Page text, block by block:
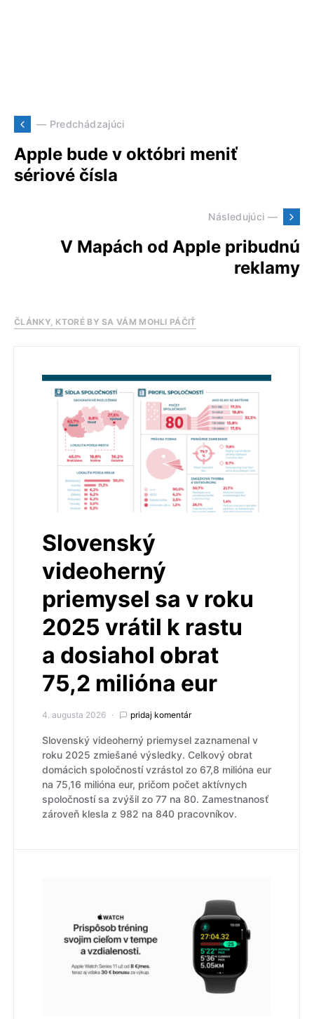
— Predchádzajúci
Apple bude v októbri meniť
sériové čísla
Následujúci —
V Mapách od Apple pribudnú
reklamy
ČLÁNKY, KTORÉ BY SA VÁM MOHLI PÁČIŤ
Slovenský
videoherný
priemysel sa v roku
2025 vrátil k rastu
a dosiahol obrat
75,2 milióna eur
4. augusta 2026 pridaj komentár
Slovenský videoherný priemysel zaznamenal v
roku 2025 zmiešané výsledky. Celkový obrat
domácich spoločností vzrástol zo 67,8 milióna eur
na 75,16 milióna eur, pričom počet aktívnych
spoločností sa zvýšil zo 77 na 80. Zamestnanosť
zároveň klesla z 982 na 840 pracovníkov.